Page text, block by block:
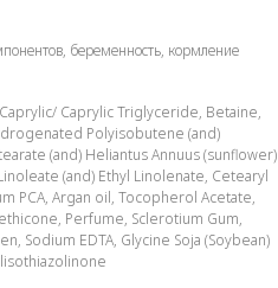
беременность, кормление
Caprylic Triglyceride, Betaine,
Polyisobutene (and)
(and) Heliantus Annuus (sunflower)
(and) Ethyl Linolenate, Cetearyl
PCA, Argan oil, Tocopherol Acetate,
Perfume, Sclerotium Gum,
Sodium EDTA, Glycine Soja (Soybean)